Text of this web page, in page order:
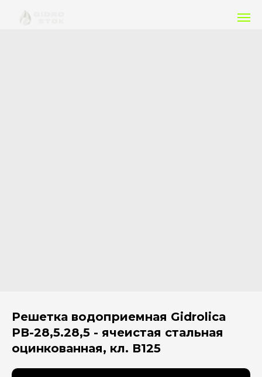
Решетка водоприемная Gidrolica
РВ-28,5.28,5 - ячеистая стальная
оцинкованная, кл. В125